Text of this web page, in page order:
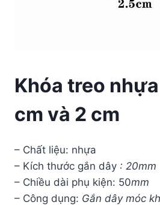
Khóa treo
cm và 2 cm
– Chất liệu: nhựa
– Kích thước gắn dây : 20mm
– Chiều dài phụ kiện: 50mm
– Công dụng: Gắn dây móc